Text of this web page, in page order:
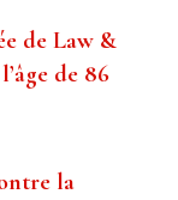
de Law &
de 86
la